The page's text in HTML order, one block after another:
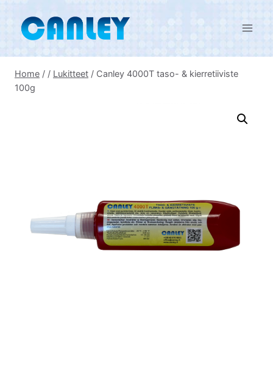
content
Home / / Lukitteet / Canley 4000T taso- & kierretiiviste
100g